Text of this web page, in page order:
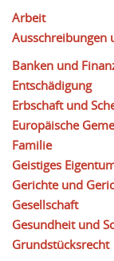
Arbeit
Ausschreibungen
Banken und
Entschädigung
Erbschaft und
Europäische
Familie
Geistiges
Gerichte und
Gesellschaft
Gesundheit und
Grundstücksrecht